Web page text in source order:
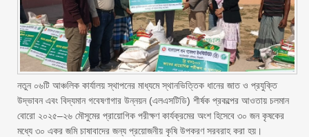
‎নতুন ০৬টি আঞ্চলিক কার্যালয় স্থাপনের মাধ্যমে স্থানভিত্তিক ধানের জাত ও প্রযুক্তি
উদ্ভাবন এবং বিদ্যমান গবেষণাগার উন্নয়ন (এলএসটিডি) শীর্ষক প্রকল্পের আওতায় চলমান
বোরো ২০২৫–২৬ মৌসুমের প্রায়োগিক পরীক্ষণ কার্যক্রমের অংশ হিসেবে ৩০ জন কৃষকের
মধ্যে ৩০ একর জমি চাষাবাদের জন্য প্রয়োজনীয় কৃষি উপকরণ সরবরাহ করা হয়।